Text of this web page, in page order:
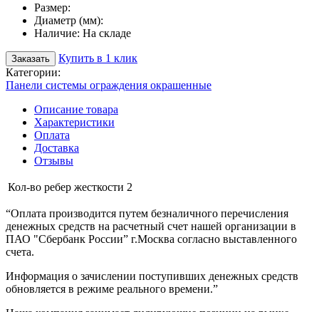
Размер:
Диаметр (мм):
Наличие: На складе
Заказать
Купить в 1 клик
Категории:
Панели системы ограждения окрашенные
Описание товара
Характеристики
Оплата
Доставка
Отзывы
Кол-во ребер жесткости 2
“Оплата производится путем безналичного перечисления
денежных средств на расчетный счет нашей организации в
ПАО "Сбербанк России” г.Москва согласно выставленного
счета.
Информация о зачислении поступивших денежных средств
обновляется в режиме реального времени.”